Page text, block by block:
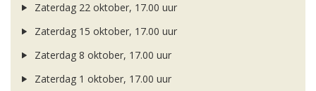
Zaterdag 22 oktober, 17.00 uur
Zaterdag 15 oktober, 17.00 uur
Zaterdag 8 oktober, 17.00 uur
Zaterdag 1 oktober, 17.00 uur